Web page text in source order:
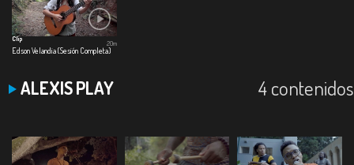
Clip
Edson Velandia (Sesión Completa)
20m
ALEXIS PLAY 4 contenidos